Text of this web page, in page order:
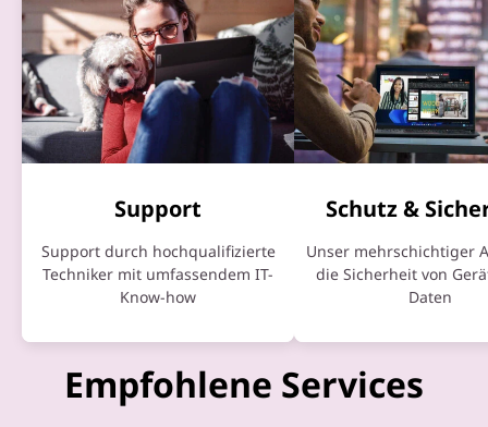
Support
Support durch hochqualifizierte
Techniker mit umfassendem IT-
Know-how
Schutz &
Unser mehrschichtiger
die Sicherheit von
Daten
Empfohlene Services